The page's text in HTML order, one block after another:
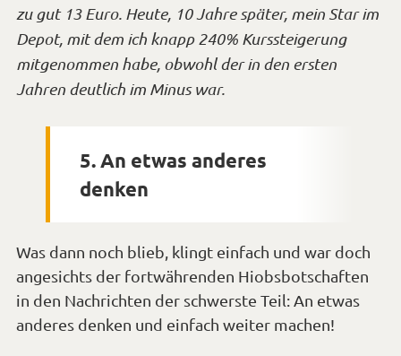
zu gut 13 Euro. Heute, 10 Jahre später, mein Star im
Depot, mit dem ich knapp 240% Kurssteigerung
mitgenommen habe, obwohl der in den ersten
Jahren deutlich im Minus war.
5. An etwas anderes
denken
Was dann noch blieb, klingt einfach und war doch
angesichts der fortwährenden Hiobsbotschaften
in den Nachrichten der schwerste Teil: An etwas
anderes denken und einfach weiter machen!